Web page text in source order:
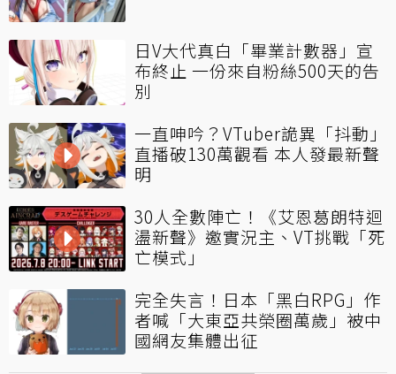
日V大代真白「畢業計數器」宣
布終止 一份來自粉絲500天的告
別
一直呻吟？VTuber詭異「抖動」
直播破130萬觀看 本人發最新聲
明
30人全數陣亡！《艾恩葛朗特迴
盪新聲》邀實況主、VT挑戰「死
亡模式」
完全失言！日本「黑白RPG」作
者喊「大東亞共榮圈萬歲」被中
國網友集體出征